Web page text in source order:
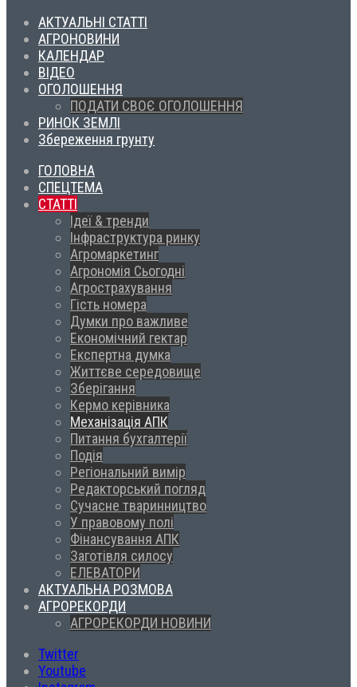
АКТУАЛЬНІ СТАТТІ
АГРОНОВИНИ
КАЛЕНДАР
ВІДЕО
ОГОЛОШЕННЯ
ПОДАТИ СВОЄ ОГОЛОШЕННЯ
РИНОК ЗЕМЛІ
Збереження грунту
ГОЛОВНА
СПЕЦТЕМА
СТАТТІ
Ідеї & тренди
Інфраструктура ринку
Агромаркетинг
Агрономія Сьогодні
Агрострахування
Гість номера
Думки про важливе
Економічний гектар
Експертна думка
Життєве середовище
Зберігання
Кермо керівника
Механізація АПК
Питання бухгалтерії
Подія
Регіональний вимір
Редакторський погляд
Сучасне тваринництво
У правовому полі
Фінансування АПК
Заготівля силосу
ЕЛЕВАТОРИ
АКТУАЛЬНА РОЗМОВА
АГРОРЕКОРДИ
АГРОРЕКОРДИ НОВИНИ
Twitter
Youtube